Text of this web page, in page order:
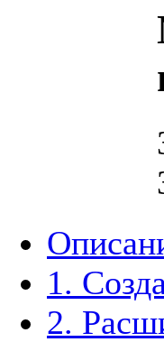
1.
2.